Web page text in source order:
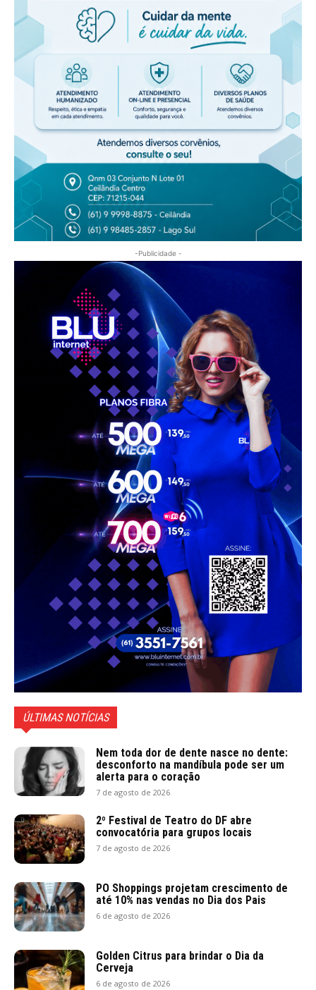
-Publicidade -
ÚLTIMAS NOTÍCIAS
Nem toda dor de dente nasce no dente:
desconforto na mandíbula pode ser um
alerta para o coração
7 de agosto de 2026
2º Festival de Teatro do DF abre
convocatória para grupos locais
7 de agosto de 2026
PO Shoppings projetam crescimento de
até 10% nas vendas no Dia dos Pais
6 de agosto de 2026
Golden Citrus para brindar o Dia da
Cerveja
6 de agosto de 2026